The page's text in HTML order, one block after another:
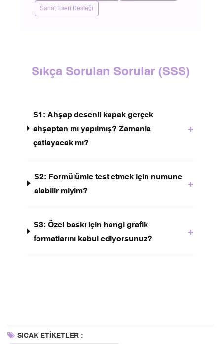
Sanat Eseri Desteği
Sıkça Sorulan Sorular (SSS)
S1: Ahşap desenli kapak gerçek
ahşaptan mı yapılmış? Zamanla
çatlayacak mı?
+
S2: Formülümle test etmek için numune
alabilir miyim?
+
S3: Özel baskı için hangi grafik
formatlarını kabul ediyorsunuz?
+
SICAK ETİKETLER :